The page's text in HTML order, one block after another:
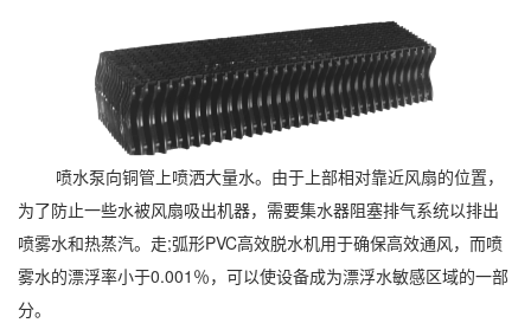
喷水泵向铜管上喷洒大量水。由于上部相对靠近风扇的位置，
为了防止一些水被风扇吸出机器，需要集水器阻塞排气系统以排出
喷雾水和热蒸汽。走;弧形PVC高效脱水机用于确保高效通风，而喷
雾水的漂浮率小于0.001％，可以使设备成为漂浮水敏感区域的一部
分。